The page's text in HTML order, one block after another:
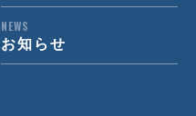
NEWS
お知らせ